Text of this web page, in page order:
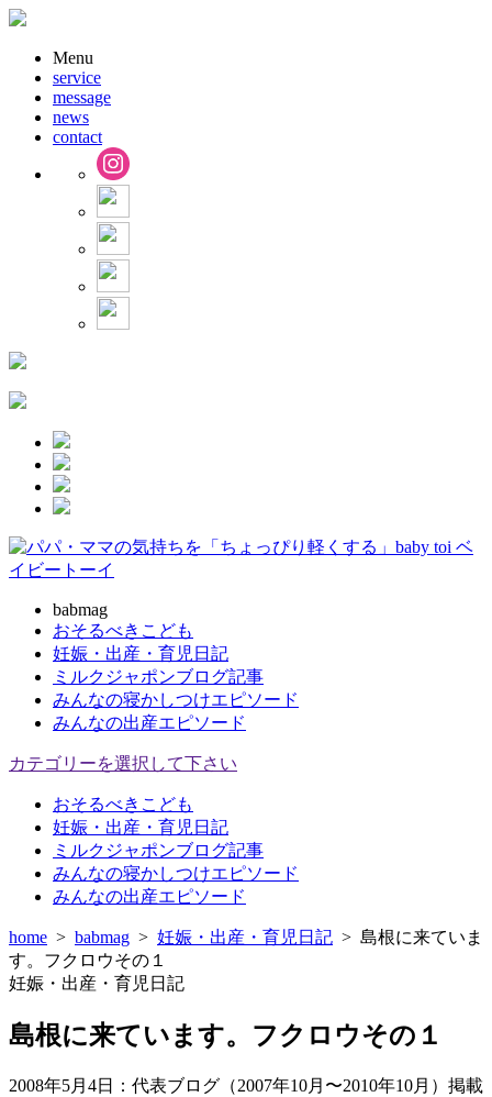
Menu
service
message
news
contact
babmag
おそるべきこども
妊娠・出産・育児日記
ミルクジャポンブログ記事
みんなの寝かしつけエピソード
みんなの出産エピソード
カテゴリーを選択して下さい
おそるべきこども
妊娠・出産・育児日記
ミルクジャポンブログ記事
みんなの寝かしつけエピソード
みんなの出産エピソード
home > babmag > 妊娠・出産・育児日記 > 島根に来ていま
す。フクロウその１
妊娠・出産・育児日記
島根に来ています。フクロウその１
2008年5月4日
：代表ブログ（2007年10月〜2010年10月）掲載